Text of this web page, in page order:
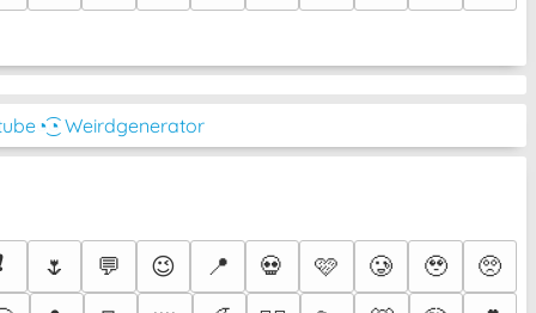
◔͜͡◔ Weirdgenerator
🌷 💬 😉 📍 💀 🩷 🥲 🥹
🥺